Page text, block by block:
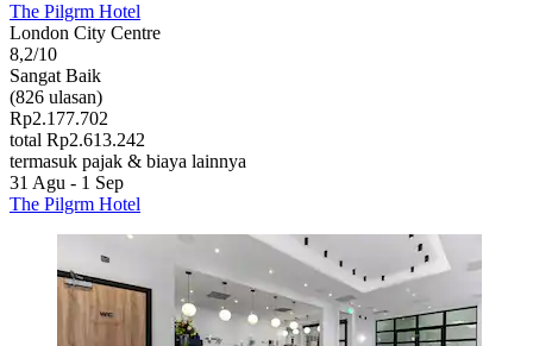
The Pilgrm Hotel
London City Centre
8,2/10
Sangat Baik
(826 ulasan)
Rp2.177.702
total Rp2.613.242
termasuk pajak & biaya lainnya
31 Agu - 1 Sep
The Pilgrm Hotel